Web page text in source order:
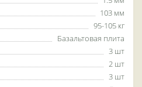
103 мм
95-105 кг
Базальтовая плита
3 шт
2 шт
3 шт